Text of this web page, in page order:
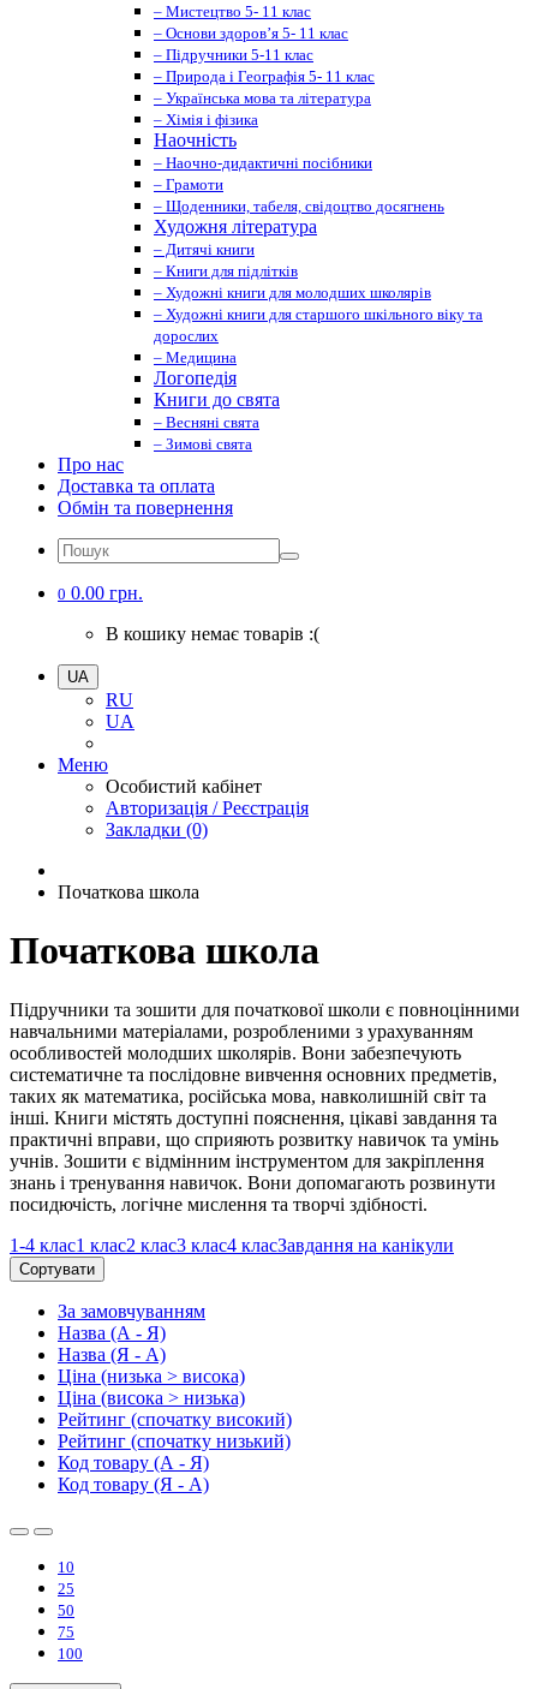
– Мистецтво 5- 11 клас
– Основи здоров’я 5- 11 клас
– Підручники 5-11 клас
– Природа і Географія 5- 11 клас
– Українська мова та література
– Хімія і фізика
Наочність
– Наочно-дидактичні посібники
– Грамоти
– Щоденники, табеля, свідоцтво досягнень
Художня література
– Дитячі книги
– Книги для підлітків
– Художні книги для молодших школярів
– Художні книги для старшого шкільного віку та
дорослих
– Медицина
Логопедія
Книги до свята
– Весняні свята
– Зимові свята
Про нас
Доставка та оплата
Обмін та повернення
0 0.00 грн.
В кошику немає товарів :(
UA
RU
UA
Меню
Особистий кабінет
Авторизація / Реєстрація
Закладки (0)
Початкова школа
Початкова школа
Підручники та зошити для початкової школи є повноцінними
навчальними матеріалами, розробленими з урахуванням
особливостей молодших школярів. Вони забезпечують
систематичне та послідовне вивчення основних предметів,
таких як математика, російська мова, навколишній світ та
інші. Книги містять доступні пояснення, цікаві завдання та
практичні вправи, що сприяють розвитку навичок та умінь
учнів. Зошити є відмінним інструментом для закріплення
знань і тренування навичок. Вони допомагають розвинути
посидючість, логічне мислення та творчі здібності.
1-4 клас1 клас2 клас3 клас4 класЗавдання на канікули
Сортувати
За замовчуванням
Назва (А - Я)
Назва (Я - А)
Ціна (низька > висока)
Ціна (висока > низька)
Рейтинг (спочатку високий)
Рейтинг (спочатку низький)
Код товару (А - Я)
Код товару (Я - А)
10
25
50
75
100